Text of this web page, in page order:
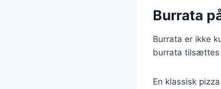
Burrata
Burrata er ikke
burrata tilsættes
En klassisk